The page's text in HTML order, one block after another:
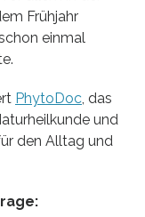
Frühjahr
einmal
PhytoDoc, das
und
den Alltag und